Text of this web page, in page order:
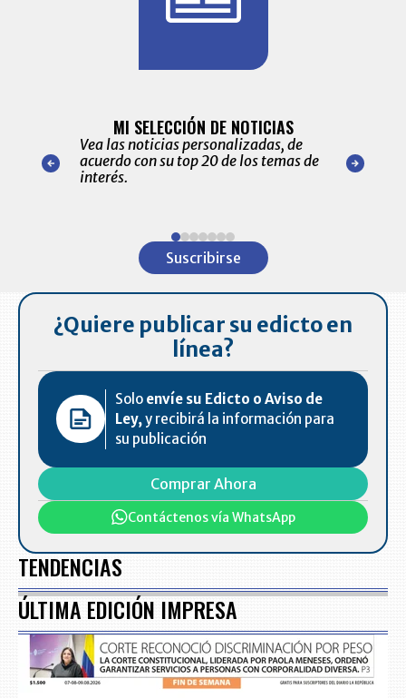
nuestro
para
MI SELECCIÓN DE NOTICIAS
Vea las noticias personalizadas, de
acuerdo con su top 20 de los temas de
interés.
de las
Suscribirse
¿Quiere publicar su edicto en
línea?
Solo envíe su Edicto o Aviso de
Ley, y recibirá la información para
su publicación
Comprar Ahora
Contáctenos vía WhatsApp
TENDENCIAS
ÚLTIMA EDICIÓN IMPRESA